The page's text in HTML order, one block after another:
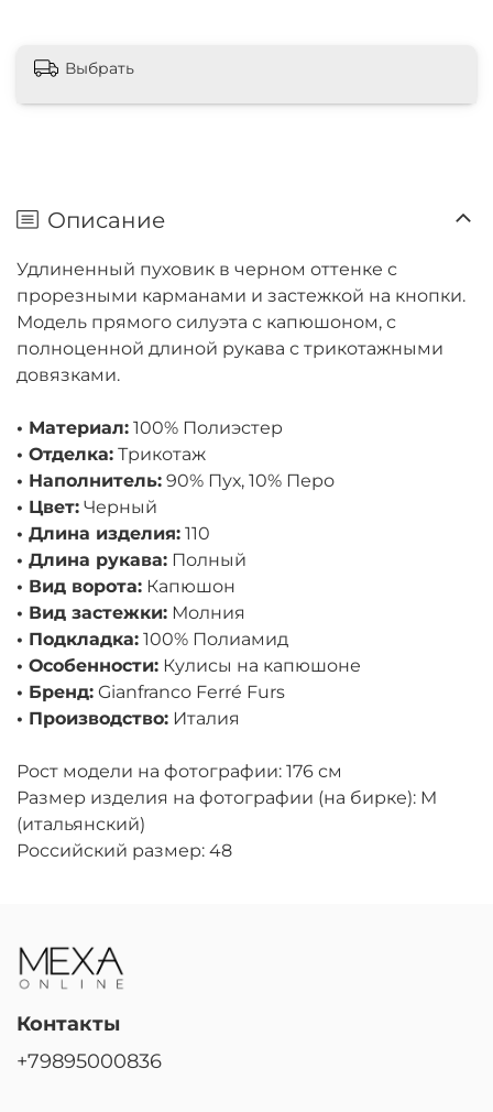
Выбрать
Описание
Удлиненный пуховик в черном оттенке с
прорезными карманами и застежкой на кнопки.
Модель прямого силуэта с капюшоном, с
полноценной длиной рукава с трикотажными
довязками.
• Материал: 100% Полиэстер
• Отделка: Трикотаж
• Наполнитель: 90% Пух, 10% Перо
• Цвет: Черный
• Длина изделия: 110
• Длина рукава: Полный
• Вид ворота: Капюшон
• Вид застежки: Молния
• Подкладка: 100% Полиамид
• Особенности: Кулисы на капюшоне
• Бренд: Gianfranco Ferré Furs
• Производство: Италия
Рост модели на фотографии: 176 см
Размер изделия на фотографии (на бирке): M
(итальянский)
Российский размер: 48
Контакты
+79895000836